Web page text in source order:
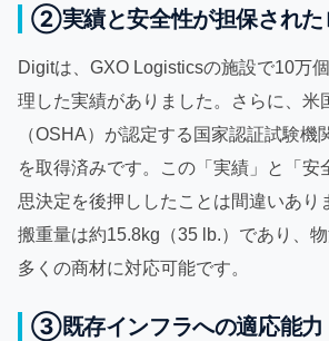
②実績と安全性が担保された
Digitは、GXO Logisticsの施設で10万
理した実績がありました。さらに、米
（OSHA）が認定する国家認証試験機
を取得済みです。この「実績」と「安
思決定を後押ししたことは間違いあり
搬重量は約15.8kg（35 lb.）であり、
多くの商材に対応可能です。
③既存インフラへの適応能力